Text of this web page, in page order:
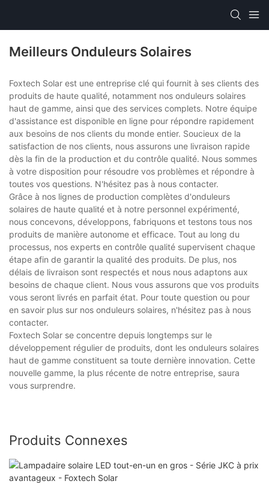
Meilleurs Onduleurs Solaires
Foxtech Solar est une entreprise clé qui fournit à ses clients des
produits de haute qualité, notamment nos onduleurs solaires
haut de gamme, ainsi que des services complets. Notre équipe
d'assistance est disponible en ligne pour répondre rapidement
aux besoins de nos clients du monde entier. Soucieux de la
satisfaction de nos clients, nous assurons une livraison rapide
dès la fin de la production et du contrôle qualité. Nous sommes
à votre disposition pour résoudre vos problèmes et répondre à
toutes vos questions. N'hésitez pas à nous contacter.
Grâce à nos lignes de production complètes d'onduleurs
solaires de haute qualité et à notre personnel expérimenté,
nous concevons, développons, fabriquons et testons tous nos
produits de manière autonome et efficace. Tout au long du
processus, nos experts en contrôle qualité supervisent chaque
étape afin de garantir la qualité des produits. De plus, nos
délais de livraison sont respectés et nous nous adaptons aux
besoins de chaque client. Nous vous assurons que vos produits
vous seront livrés en parfait état. Pour toute question ou pour
en savoir plus sur nos onduleurs solaires, n'hésitez pas à nous
contacter.
Foxtech Solar se concentre depuis longtemps sur le
développement régulier de produits, dont les onduleurs solaires
haut de gamme constituent sa toute dernière innovation. Cette
nouvelle gamme, la plus récente de notre entreprise, saura
vous surprendre.
Produits Connexes